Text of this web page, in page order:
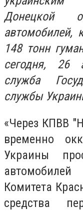
Донецкой
автомобилей,
148 тонн
сегодня, 26
служба
службы
«Через КПВВ
временно
Украины
Комитета
средства